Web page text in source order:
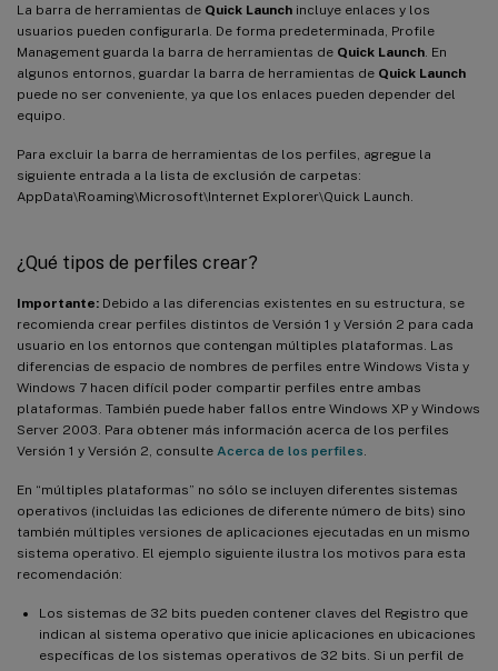
La barra de herramientas de Quick Launch incluye enlaces y los
usuarios pueden configurarla. De forma predeterminada, Profile
Management guarda la barra de herramientas de Quick Launch . En
algunos entornos, guardar la barra de herramientas de Quick Launch
puede no ser conveniente, ya que los enlaces pueden depender del
equipo.
Para excluir la barra de herramientas de los perfiles, agregue la
siguiente entrada a la lista de exclusión de carpetas:
AppData\Roaming\Microsoft\Internet Explorer\Quick Launch.
¿Qué tipos de perfiles crear?
Importante: Debido a las diferencias existentes en su estructura, se
recomienda crear perfiles distintos de Versión 1 y Versión 2 para cada
usuario en los entornos que contengan múltiples plataformas. Las
diferencias de espacio de nombres de perfiles entre Windows Vista y
Windows 7 hacen difícil poder compartir perfiles entre ambas
plataformas. También puede haber fallos entre Windows XP y Windows
Server 2003. Para obtener más información acerca de los perfiles
Versión 1 y Versión 2, consulte Acerca de los perfiles
En “múltiples plataformas” no sólo se incluyen diferentes sistemas
operativos (incluidas las ediciones de diferente número de bits) sino
también múltiples versiones de aplicaciones ejecutadas en un mismo
sistema operativo. El ejemplo siguiente ilustra los motivos para esta
recomendación:
Los sistemas de 32 bits pueden contener claves del Registro que
indican al sistema operativo que inicie aplicaciones en ubicaciones
específicas de los sistemas operativos de 32 bits. Si un perfil de